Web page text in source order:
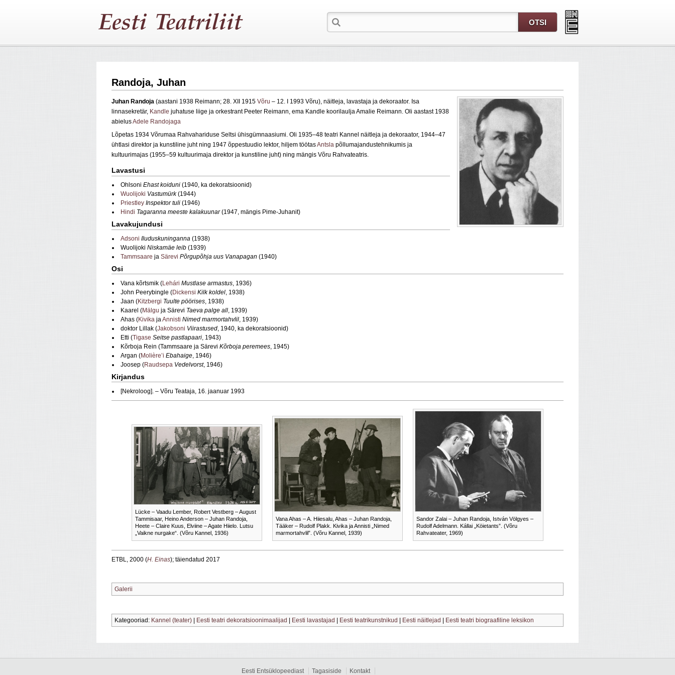
Randoja, Juhan
Juhan Randoja (aastani 1938 Reimann; 28. XII 1915 Võru – 12. I 1993 Võru), näitleja, lavastaja ja dekoraator. Isa
linnasekretär, Kandle juhatuse liige ja orkestrant Peeter Reimann, ema Kandle koorilaulja Amalie Reimann. Oli aastast 1938
abielusAdele Randojaga
Lõpetas 1934 Võrumaa Rahvahariduse Seltsi ühisgümnaasiumi. Oli 1935–48 teatri Kannel näitleja ja dekoraator, 1944–47
ühtlasi direktor ja kunstiline juht ning 1947 õppestuudio lektor, hiljem töötasAntsla põllumajandustehnikumis ja
kultuurimajas (1955–59 kultuurimaja direktor ja kunstiline juht) ning mängis Võru Rahvateatris.
Lavastusi
Ohlsoni Ehast koiduni (1940, ka dekoratsioonid)
Wuolijoki Vastumürk(1944)
Priestley Inspektor tuli (1946)
Hindi Tagaranna meeste kalakuunar(1947, mängis Pime‑Juhanit)
Lavakujundusi
Adsoni Iluduskuninganna (1938)
Wuolijoki Niskamäe leib (1939)
Tammsaare ja Särevi Põrgupõhja uus Vanapagan (1940)
Osi
Vana kõrtsmik (Lehári Mustlase armastus, 1936)
John Peerybingle (Dickensi Kilk koldel, 1938)
Jaan (Kitzbergi Tuulte pöörises, 1938)
Kaarel (Mälgu ja Särevi Taeva palge all, 1939)
Ahas (Kivika jaAnnisti Nimed marmortahvlil, 1939)
doktor Lillak (Jakobsoni Viirastused, 1940, ka dekoratsioonid)
Etti (Tigase Seitse pastlapaari, 1943)
Kõrboja Rein (Tammsaare ja Särevi Kõrboja peremees, 1945)
Argan (Molière’i Ebahaige, 1946)
Joosep (Raudsepa Vedelvorst, 1946)
Kirjandus
[Nekroloog]. – Võru Teataja, 16. jaanuar 1993
Lücke – Vaadu Lember, Robert Vestberg – August
Tammisaar, Heino Anderson – Juhan Randoja,
Heete – Claire Kuus, Elviine – Agate Hiielo. Lutsu
„Vaikne nurgake“. (Võru Kannel, 1936)
Vana Ahas – A. Hiiesalu, Ahas – Juhan Randoja,
Tääker – Rudolf Plakk. Kivika ja Annisti „Nimed
marmortahvlil”. (Võru Kannel, 1939)
Sandor Zalai – Juhan Randoja, István Völgyes –
Rudolf Adelmann. Kállai „Köietants”. (Võru
Rahvateater, 1969)
ETBL, 2000 (H. Einas); täiendatud 2017
Galerii
Kategooriad: Kannel (teater) Eesti teatri dekoratsioonimaalijad Eesti lavastajad Eesti teatrikunstnikud Eesti näitlejad Eesti teatri biograafiline leksikon
Eesti Entsüklopeediast Tagasiside Kontakt